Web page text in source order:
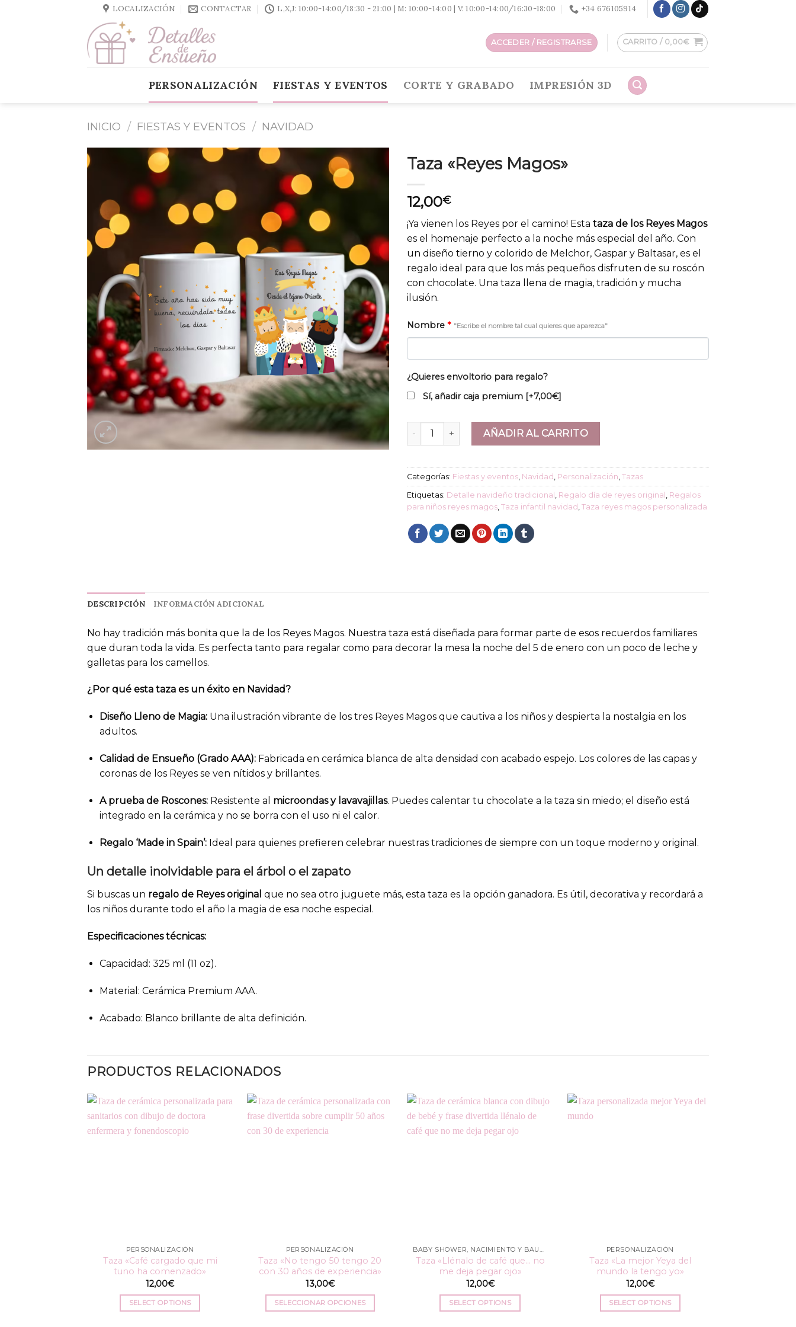
LOCALIZACIÓN CONTACTAR L,X,J: 10:00-14:00/18:30 - 21:00 | M: 10:00-14:00 | V: 10:00-14:00/16:30-18:00 +34 676105914
ACCEDER / REGISTRARSE CARRITO / 0,00€
PERSONALIZACIÓN FIESTAS Y EVENTOS CORTE Y GRABADO IMPRESIÓN 3D
INICIO / FIESTAS Y EVENTOS / NAVIDAD
Taza «Reyes Magos»
12,00€
¡Ya vienen los Reyes por el camino! Esta taza de los Reyes Magos
es el homenaje perfecto a la noche más especial del año. Con
un diseño tierno y colorido de Melchor, Gaspar y Baltasar, es el
regalo ideal para que los más pequeños disfruten de su roscón
con chocolate. Una taza llena de magia, tradición y mucha
ilusión.
Nombre * "Escribe el nombre tal cual quieres que aparezca"
¿Quieres envoltorio para regalo?
Sí, añadir caja premium [+7,00€]
Taza "Reyes Magos" cantidadAÑADIR AL CARRITO
Categorías: Fiestas y eventos Navidad Personalización Tazas
Etiquetas: Detalle navideño tradicional Regalo día de reyes original Regalos
para niños reyes magos Taza infantil navidad Taza reyes magos personalizada
DESCRIPCIÓN INFORMACIÓN ADICIONAL
No hay tradición más bonita que la de los Reyes Magos. Nuestra taza está diseñada para formar parte de esos recuerdos familiares
que duran toda la vida. Es perfecta tanto para regalar como para decorar la mesa la noche del 5 de enero con un poco de leche y
galletas para los camellos.
¿Por qué esta taza es un éxito en Navidad?
Diseño Lleno de Magia:Una ilustración vibrante de los tres Reyes Magos que cautiva a los niños y despierta la nostalgia en los
adultos.
Calidad de Ensueño (Grado AAA):Fabricada en cerámica blanca de alta densidad con acabado espejo. Los colores de las capas y
coronas de los Reyes se ven nítidos y brillantes.
A prueba de Roscones:Resistente al microondas y lavavajillas. Puedes calentar tu chocolate a la taza sin miedo; el diseño está
integrado en la cerámica y no se borra con el uso ni el calor.
Regalo ‘Made in Spain’:Ideal para quienes prefieren celebrar nuestras tradiciones de siempre con un toque moderno y original.
Un detalle inolvidable para el árbol o el zapato
Si buscas un regalo de Reyes original que no sea otro juguete más, esta taza es la opción ganadora. Es útil, decorativa y recordará a
los niños durante todo el año la magia de esa noche especial.
Especificaciones técnicas:
Capacidad: 325 ml (11 oz).
Material: Cerámica Premium AAA.
Acabado: Blanco brillante de alta definición.
PRODUCTOS RELACIONADOS
PERSONALIZACIÓN
Taza «Café cargado que mi
tuno ha comenzado»
12,00€
SELECT OPTIONS
PERSONALIZACIÓN
Taza «No tengo 50 tengo 20
con 30 años de experiencia»
13,00€
SELECCIONAR OPCIONES
BABY SHOWER, NACIMIENTO Y BAUTIZO
Taza «Llénalo de café que… no
me deja pegar ojo»
12,00€
SELECT OPTIONS
PERSONALIZACIÓN
Taza «La mejor Yeya del
mundo la tengo yo»
12,00€
SELECT OPTIONS